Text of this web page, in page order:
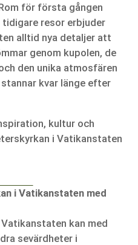
för första gången
resor erbjuder
alltid nya detaljer att
genom kupolen, de
den unika atmosfären
kvar länge efter
kultur och
i Vatikanstaten
i Vatikanstaten med
kan med
sevärdheter i